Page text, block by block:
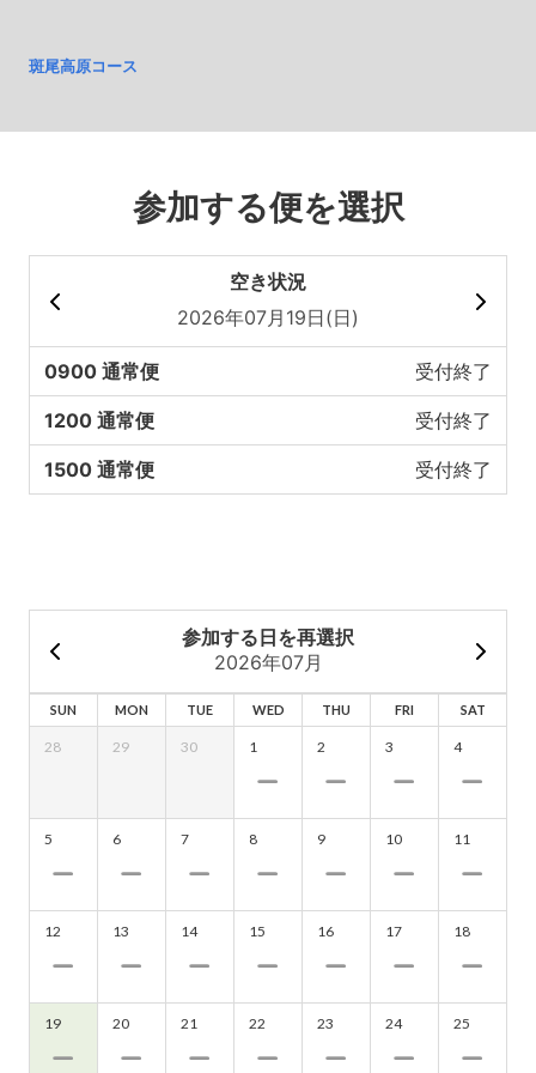
斑尾高原コース
参加する便を選択
空き状況
2026年07月19日(日)
0900 通常便 受付終了
1200 通常便 受付終了
1500 通常便 受付終了
参加する日を再選択
2026年07月
SUN MON TUE WED THU FRI SAT
28 29 30 1 2 3 4
5 6 7 8 9 10 11
12 13 14 15 16 17 18
19 20 21 22 23 24 25